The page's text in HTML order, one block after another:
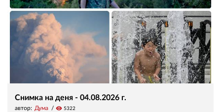
Снимка на деня - 04.08.2026 г.
автор: Дума visibility 5322